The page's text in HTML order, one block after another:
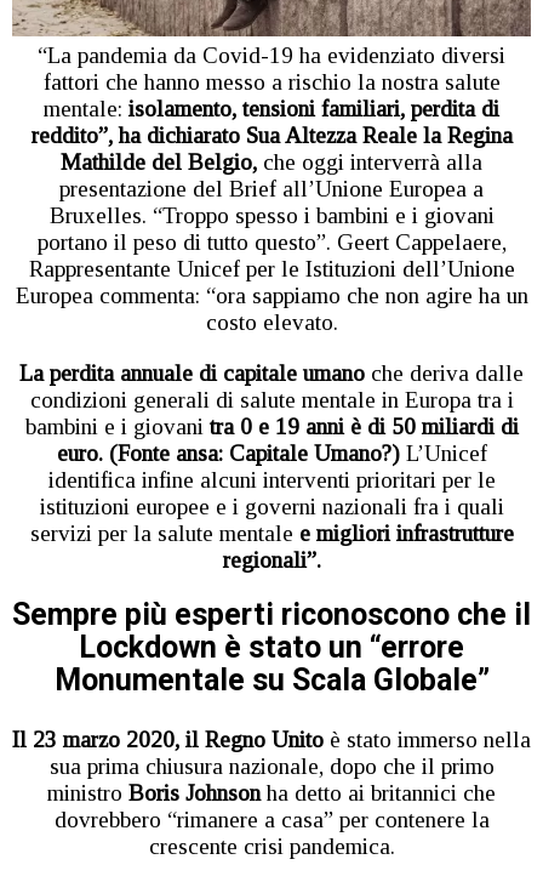
“La pandemia da Covid-19 ha evidenziato diversi
fattori che hanno messo a rischio la nostra salute
mentale: isolamento, tensioni familiari, perdita di
reddito”, ha dichiarato Sua Altezza Reale la Regina
Mathilde del Belgio, che oggi interverrà alla
presentazione del Brief all’Unione Europea a
Bruxelles. “Troppo spesso i bambini e i giovani
portano il peso di tutto questo”. Geert Cappelaere,
Rappresentante Unicef per le Istituzioni dell’Unione
Europea commenta: “ora sappiamo che non agire ha un
costo elevato.
La perdita annuale di capitale umano che deriva dalle
condizioni generali di salute mentale in Europa tra i
bambini e i giovanitra 0 e 19 anni è di 50 miliardi di
euro. (Fonte ansa: Capitale Umano?)L’Unicef
identifica infine alcuni interventi prioritari per le
istituzioni europee e i governi nazionali fra i quali
servizi per la salute mentale e migliori infrastrutture
regionali”.
Sempre più esperti riconoscono che il
Lockdown è stato un “errore
Monumentale su Scala Globale”
Il 23 marzo 2020, il Regno Unito è stato immerso nella
sua prima chiusura nazionale, dopo che il primo
ministro Boris Johnsonha detto ai britannici che
dovrebbero “rimanere a casa” per contenere la
crescente crisi pandemica.